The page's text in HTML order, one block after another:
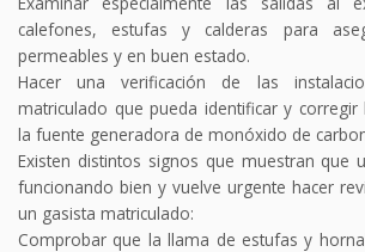
calefones, estufas y calderas para
permeables y en buen estado.
Hacer una verificación de las
matriculado que pueda identificar y
la fuente generadora de monóxido de
Existen distintos signos que muestran que
funcionando bien y vuelve urgente hacer
un gasista matriculado:
Comprobar que la llama de estufas y